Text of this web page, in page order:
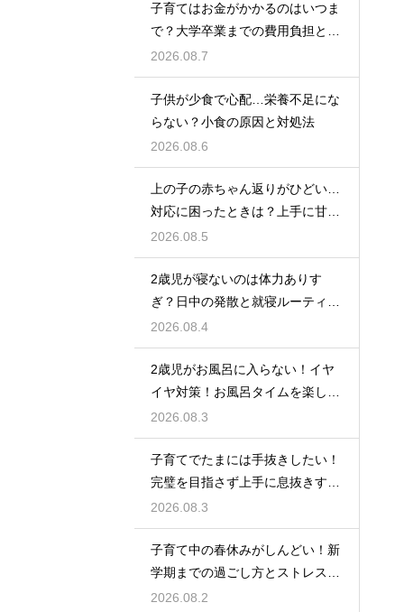
子育てはお金がかかるのはいつま
で？大学卒業までの費用負担とそ
の後の家計の変化
2026.08.7
子供が少食で心配…栄養不足にな
らない？小食の原因と対処法
2026.08.6
上の子の赤ちゃん返りがひどい…
対応に困ったときは？上手に甘え
させつつ成長を促す接し方
2026.08.5
2歳児が寝ないのは体力ありす
ぎ？日中の発散と就寝ルーティン
でぐっすり作戦
2026.08.4
2歳児がお風呂に入らない！イヤ
イヤ対策！お風呂タイムを楽しく
するアイデア
2026.08.3
子育てでたまには手抜きしたい！
完璧を目指さず上手に息抜きする
ライフハック集
2026.08.3
子育て中の春休みがしんどい！新
学期までの過ごし方とストレス軽
減アイデア
2026.08.2